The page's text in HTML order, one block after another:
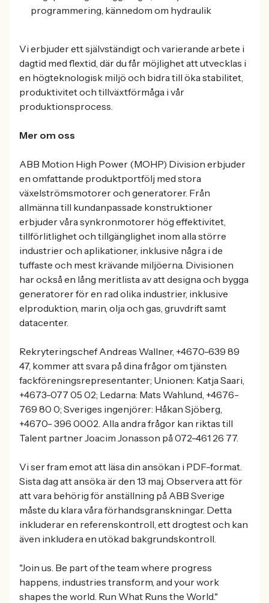
programmering, kännedom om hydraulik
Vi erbjuder ett självständigt och varierande arbete i
dagtid med flextid, där du får möjlighet att utvecklas i
en högteknologisk miljö och bidra till öka stabilitet,
produktivitet och tillväxtförmåga i vår
produktionsprocess.
Mer om oss
ABB Motion High Power (MOHP) Division erbjuder
en omfattande produktportfölj med stora
växelströmsmotorer och generatorer. Från
allmänna till kundanpassade konstruktioner
erbjuder våra synkronmotorer hög effektivitet,
tillförlitlighet och tillgänglighet inom alla större
industrier och aplikationer, inklusive några i de
tuffaste och mest krävande miljöerna. Divisionen
har också en lång meritlista av att designa och bygga
generatorer för en rad olika industrier, inklusive
elproduktion, marin, olja och gas, gruvdrift samt
datacenter.
Rekryteringschef Andreas Wallner, +4670-639 89
47, kommer att svara på dina frågor om tjänsten.
fackföreningsrepresentanter; Unionen: Katja Saari,
+4673-077 05 02; Ledarna: Mats Wahlund, +4676-
769 80 0; Sveriges ingenjörer: Håkan Sjöberg,
+4670- 396 0002. Alla andra frågor kan riktas till
Talent partner Joacim Jonasson på 072-461 26 77.
Vi ser fram emot att läsa din ansökan i PDF-format.
Sista dag att ansöka är den 13 maj. Observera att för
att vara behörig för anställning på ABB Sverige
måste du klara våra förhandsgranskningar. Detta
inkluderar en referenskontroll, ett drogtest och kan
även inkludera en utökad bakgrundskontroll.
"Join us. Be part of the team where progress
happens, industries transform, and your work
shapes the world. Run What Runs the World."